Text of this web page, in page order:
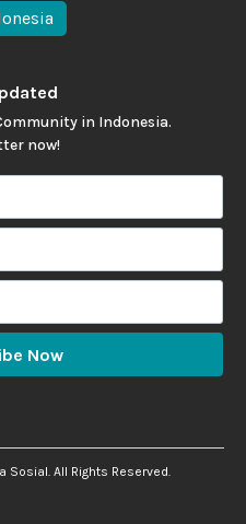
in Indonesia.
now!
Now
Sosial. All Rights Reserved.